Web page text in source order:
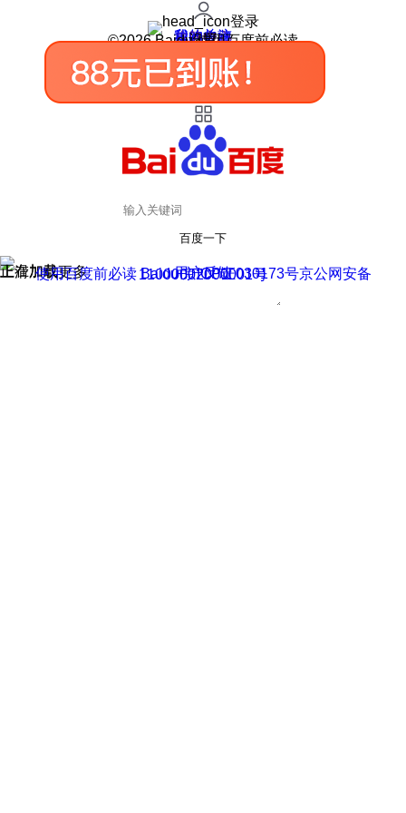
登录
我的关注
我的收藏
皮肤中心
用户反馈
设置
©2026 Baidu 使用百度前必读
百度一下
正在加载
上滑加载更多 用户反馈
使用百度前必读 Baidu 京ICP证030173号
京公网安备11000002000001号